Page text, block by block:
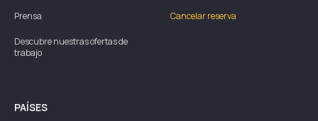
Prensa
Descubre nuestras ofertas de
trabajo
Cancelar reserva
PAÍSES